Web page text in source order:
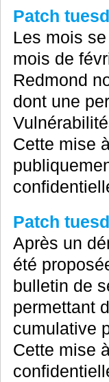
Patch
Les mois
mois de
Redmond
dont une
Cette mise
Patch
Après un
été
bulletin de
permettant
cumulative
Cette mise